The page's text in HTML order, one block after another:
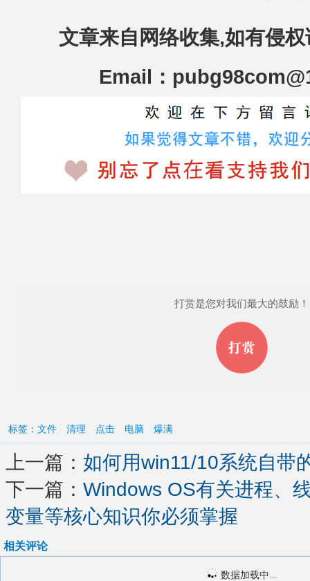
文章来自网络收集,如有侵
Email：
打赏是您对我们最大的鼓励！
标签： 文件 清理 点击 电脑 爆满
上一篇： 如何用win11/10系统自带
下一篇： Windows OS有关进程、
变量等核心知识你必须掌握
相关评论
数据加载中...